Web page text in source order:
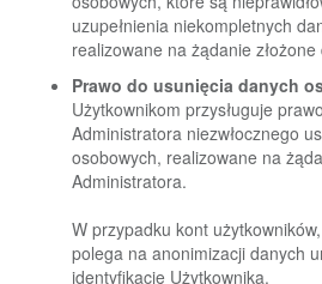
uzupełnienia niekompletnych
realizowane na żądanie
Prawo do usunięcia danych
Użytkownikom przysługuje
Administratora niezwłocznego
osobowych, realizowane na
Administratora.
W przypadku kont
polega na anonimizacji danych
identyfikację Użytkownika.